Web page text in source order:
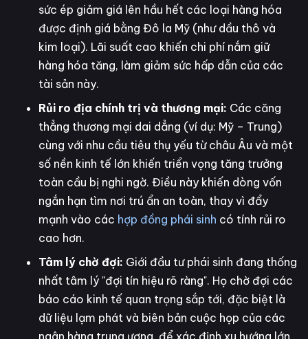
sức ép giảm giá lên hầu hết các loại hàng hóa
được định giá bằng Đô la Mỹ (như dầu thô và
kim loại). Lãi suất cao khiến chi phí nắm giữ
hàng hóa tăng, làm giảm sức hấp dẫn của các
tài sản này.
Rủi ro địa chính trị và thương mại: Các căng
thẳng thương mại dai dẳng (ví dụ: Mỹ – Trung)
cùng với nhu cầu tiêu thụ yếu từ châu Âu và một
số nền kinh tế lớn khiến triển vọng tăng trưởng
toàn cầu bị nghi ngờ. Điều này khiến dòng vốn
ngắn hạn tìm nơi trú ẩn an toàn, thay vì đẩy
mạnh vào các hợp đồng phái sinh có tính rủi ro
cao hơn.
Tâm lý chờ đợi: Giới đầu tư phái sinh đang thống
nhất tâm lý "đợi tín hiệu rõ ràng". Họ chờ đợi các
báo cáo kinh tế quan trọng sắp tới, đặc biệt là
dữ liệu lạm phát và biên bản cuộc họp của các
ngân hàng trung ương, để xác định xu hướng lớn